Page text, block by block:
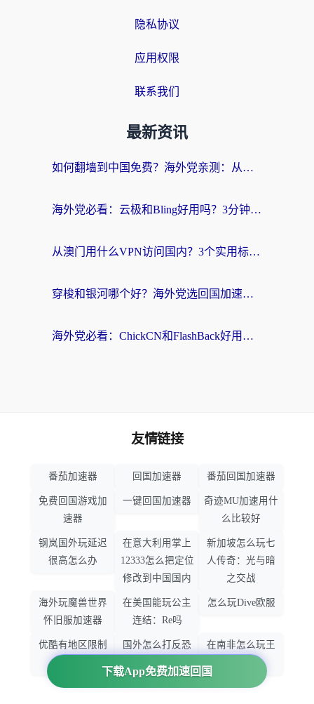
隐私协议
应用权限
联系我们
最新资讯
如何翻墙到中国免费？海外党亲测：从踩坑到选对加速器的全攻略
海外党必看：云极和Bling好用吗？3分钟教你选对回国加速器
从澳门用什么VPN访问国内？3个实用标准帮你避开坑，无缝刷剧听歌
穿梭和银河哪个好？海外党选回国加速器的避坑指南，附番茄加速器实测体验
海外党必看：ChickCN和FlashBack好用吗？3招教你选对回国加速器（附云极、HomeCN、斧牛vs艾果对比）
下载App免费加速回国
友情链接
番茄加速器 回国加速器 番茄回国加速器
免费回国游戏加
速器
一键回国加速器
奇迹MU加速用什
么比较好
钢岚国外玩延迟
很高怎么办
在意大利用掌上
12333怎么把定位
修改到中国国内
新加坡怎么玩七
人传奇：光与暗
之交战
海外玩魔兽世界
怀旧服加速器
在美国能玩公主
连结：Re吗
怎么玩Dive欧服
优酷有地区限制
国外怎么打反恐
精英：全球攻势
在南非怎么玩王